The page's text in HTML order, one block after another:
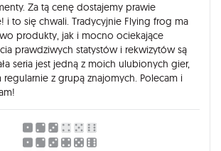
Za tą cenę dostajemy prawie
i to się chwali. Tradycyjnie Flying frog ma
produkty, jak i mocno ociekające
prawdziwych statystów i rekwizytów są
seria jest jedną z moich ulubionych gier,
z grupą znajomych. Polecam i